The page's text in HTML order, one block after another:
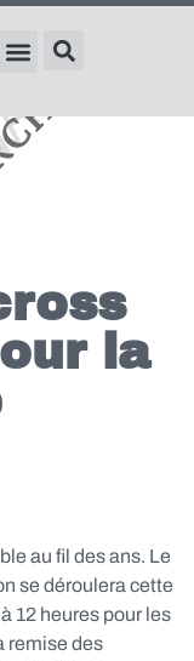
la
au fil des ans. Le
se déroulera cette
12 heures pour les
remise des